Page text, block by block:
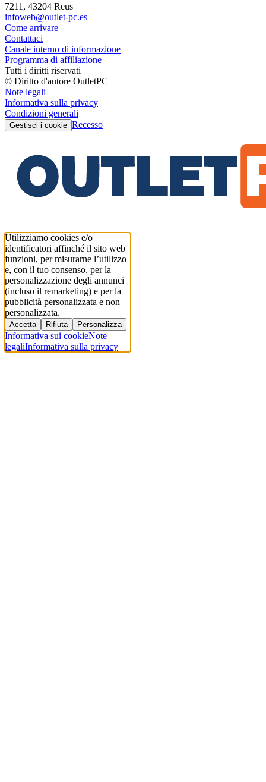
7211, 43204 Reus
infoweb@outlet-pc.es
Come arrivare
Contattaci
Canale interno di informazione
Programma di affiliazione
Tutti i diritti riservati
© Diritto d'autore OutletPC
Note legali
Informativa sulla privacy
Condizioni generali
Gestisci i cookie Recesso
Utilizziamo cookies e/o
identificatori affinché il sito web
funzioni, per misurarne l’utilizzo
e, con il tuo consenso, per la
personalizzazione degli annunci
(incluso il remarketing) e per la
pubblicità personalizzata e non
personalizzata.
Accetta Rifiuta Personalizza
Informativa sui cookieNote
legaliInformativa sulla privacy